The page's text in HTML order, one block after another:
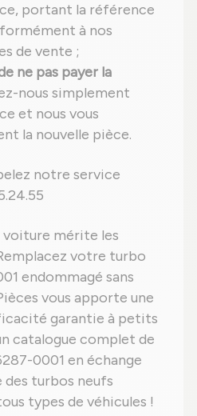
portant la référence
à nos
de vente ;
ne pas payer la
nous simplement
et nous vous
la nouvelle pièce.
notre service
mérite les
votre turbo
endommagé sans
vous apporte une
garantie à petits
catalogue complet de
0001 en échange
des turbos neufs
types de véhicules !